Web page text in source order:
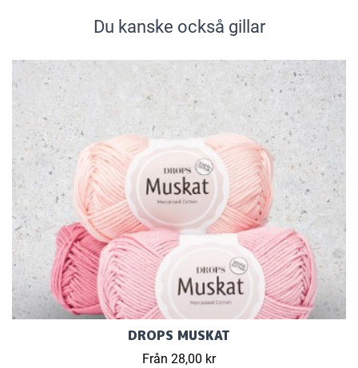
Du kanske också gillar
DROPS MUSKAT
Från 28,00 kr